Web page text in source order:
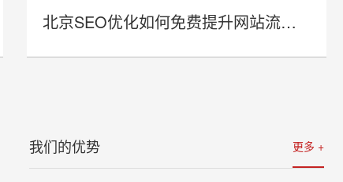
北京SEO优化如何免费提升网站流量与曝光率？
更多 +
我们的优势